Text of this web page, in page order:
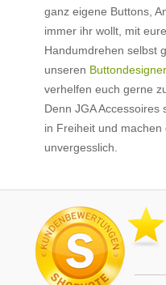
ganz eigene Buttons,
immer ihr wollt, mit
Handumdrehen selbst
unseren Buttondesigner
verhelfen euch gerne
Denn JGA
in Freiheit und
unvergesslich.